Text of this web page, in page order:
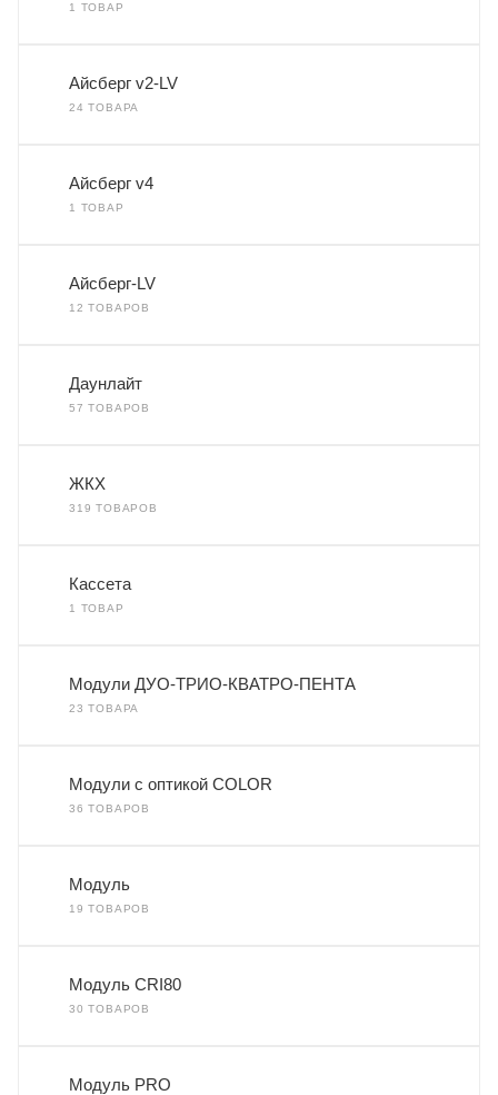
1 ТОВАР
Айсберг v2-LV
24 ТОВАРА
Айсберг v4
1 ТОВАР
Айсберг-LV
12 ТОВАРОВ
Даунлайт
57 ТОВАРОВ
ЖКХ
319 ТОВАРОВ
Кассета
1 ТОВАР
Модули ДУО-ТРИО-КВАТРО-ПЕНТА
23 ТОВАРА
Модули с оптикой COLOR
36 ТОВАРОВ
Модуль
19 ТОВАРОВ
Модуль CRI80
30 ТОВАРОВ
Модуль PRO